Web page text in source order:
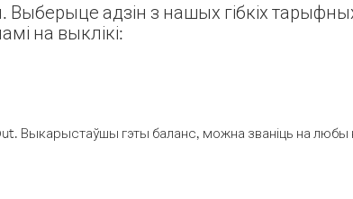
адзін з нашых гібкіх тарыфных
на выклікі:
Выкарыстаўшы гэты баланс, можна званіць на любы